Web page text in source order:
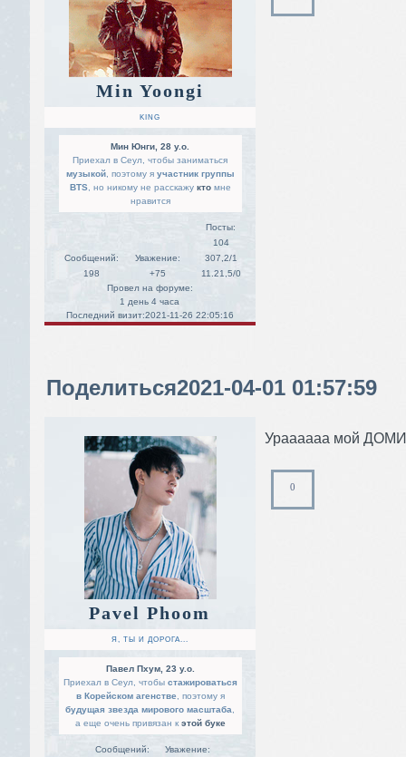
Min Yoongi
KING
Мин Юнги, 28 y.o.
Приехал в Сеул, чтобы заниматься
музыкой, поэтому я участник группы
BTS, но никому не расскажукто мне
нравится
Сообщений:
198
Уважение:
+75
Посты:
104
307,2/1
11.21,5/0
Провел на форуме:
1 день 4 часа
Последний визит:2021-11-26 22:05:16
Поделиться2021-04-01 01:57:59
Pavel Phoom
Я, ТЫ И ДОРОГА...
Павел Пхум, 23 y.o.
Приехал в Сеул, чтобы стажироваться
в Корейском агенстве , поэтому я
будущая звезда мирового масштаба
а еще очень привязан к этой буке
Сообщений:
Уважение:
Ураааааа мой
0